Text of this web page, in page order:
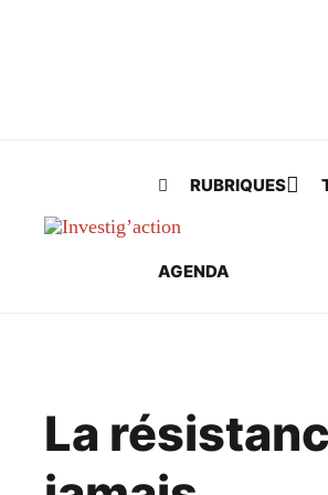
RUBRIQUES
AGENDA
La